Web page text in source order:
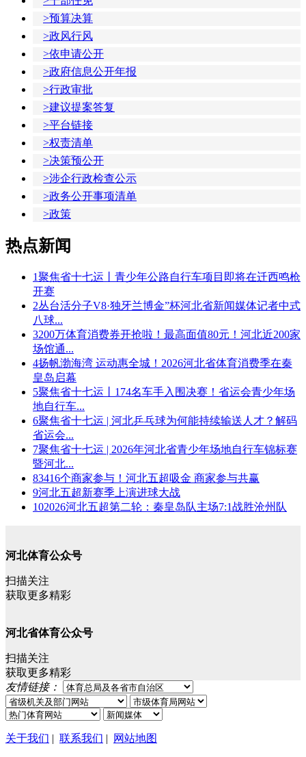
>预算决算
>政风行风
>依申请公开
>政府信息公开年报
>行政审批
>建议提案答复
>平台链接
>权责清单
>决策预公开
>涉企行政检查公示
>政务公开事项清单
>政策
热点新闻
1聚焦省十七运丨青少年公路自行车项目即将在迁西鸣枪
开赛
2丛台活分子V8·独牙兰博金”杯河北省新闻媒体记者中式
八球...
3200万体育消费券开抢啦！最高面值80元！河北近200家
场馆通...
4扬帆渤海湾 运动惠全城！2026河北省体育消费季在秦
皇岛启幕
5聚焦省十七运丨174名车手入围决赛！省运会青少年场
地自行车...
6聚焦省十七运 | 河北乒乓球为何能持续输送人才？解码
省运会...
7聚焦省十七运 | 2026年河北省青少年场地自行车锦标赛
暨河北...
83416个商家参与！河北五超吸金 商家参与共赢
9河北五超新赛季上演进球大战
102026河北五超第二轮：秦皇岛队主场7:1战胜沧州队
河北体育公众号
扫描关注
获取更多精彩
河北省体育公众号
扫描关注
获取更多精彩
友情链接：
关于我们 | 联系我们 | 网站地图